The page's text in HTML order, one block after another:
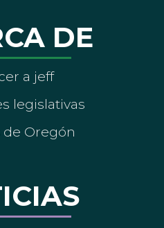
DE
a jeff
legislativas
de Oregón